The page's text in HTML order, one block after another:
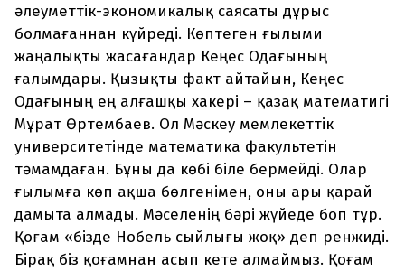
әлеуметтік-экономикалық саясаты дұрыс
болмағаннан күйреді. Көптеген ғылыми
жаңалықты жасағандар Кеңес Одағының
ғалымдары. Қызықты факт айтайын, Кеңес
Одағының ең алғашқы хакері – қазақ математигі
Мұрат Өртембаев. Ол Мәскеу мемлекеттік
университетінде математика факультетін
тәмамдаған. Бұны да көбі біле бермейді. Олар
ғылымға көп ақша бөлгенімен, оны ары қарай
дамыта алмады. Мәселенің бәрі жүйеде боп тұр.
Қоғам «бізде Нобель сыйлығы жоқ» деп ренжиді.
Бірақ біз қоғамнан асып кете алмаймыз. Қоғам